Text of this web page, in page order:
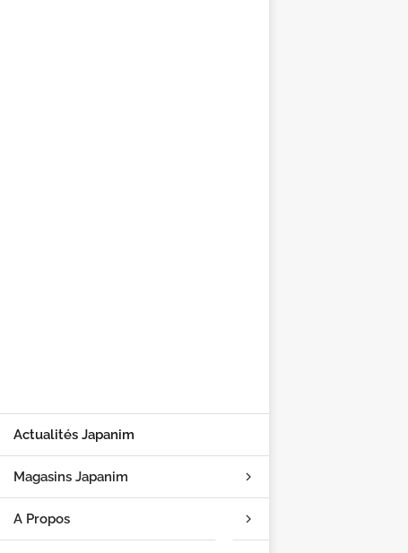
Actualités Japanim
Magasins Japanim
A Propos